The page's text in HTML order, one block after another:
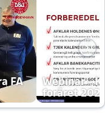
FA
Webinar -
foråret